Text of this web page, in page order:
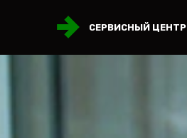
СЕРВИСНЫЙ ЦЕНТР